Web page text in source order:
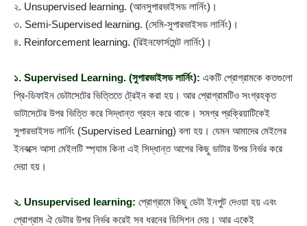
২. Unsupervised learning. (আনসুপারভাইসড লার্নিং)।
৩. Semi-Supervised learning. (সেমি-সুপারভাইসড লার্নিং)।
৪. Reinforcement learning. (রিইনফোর্সমেন্ট লার্নিং)।
১. Supervised Learning. (সুপারভাইসড লার্নিং): একটি প্রোগ্রামকে কতগুলো
প্রি-ডিফাইন ডেটাসেটের ভিত্তিতে ট্রেইন করা হয়। আর প্রোগ্রামটিও সংগ্রহকৃত
ডাটাসেটের উপর ভিত্তি করে সিদ্ধান্ত গ্রহন করে থাকে। সমগ্র প্রক্রিয়াটিকেই
সুপারভাইসড লার্নিং (Supervised Learning) বলা হয়। যেমন আমাদের মেইলের
ইনবক্সে আসা মেইলটি স্প্যাম কিনা এই সিদ্ধান্ত আগের কিছু ডাটার উপর নির্ভর করে
দেয়া হয়।
২. Unsupervised learning: প্রোগ্রামে কিছু ডেটা ইনপুট দেওয়া হয় এবং
প্রোগ্রাম ঐ ডেটার উপর নির্ভর করেই সব ধরনের ডিসিশন দেয়। আর একেই